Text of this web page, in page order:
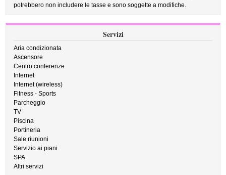
potrebbero non includere le tasse e sono soggette a modifiche.
Servizi
Aria condizionata
Ascensore
Centro conferenze
Internet
Internet (wireless)
Fitness - Sports
Parcheggio
TV
Piscina
Portineria
Sale riunioni
Servizio ai piani
SPA
Altri servizi